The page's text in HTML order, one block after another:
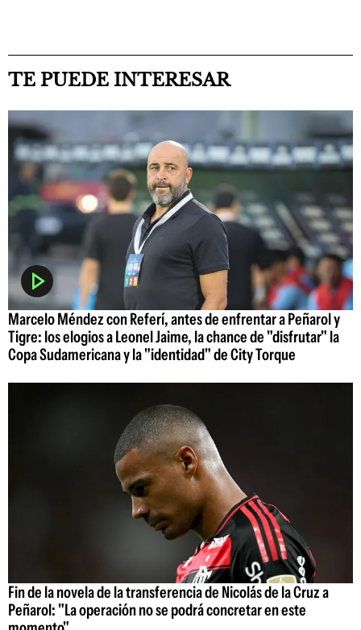
TE PUEDE INTERESAR
Marcelo Méndez con Referí, antes de enfrentar a Peñarol y
Tigre: los elogios a Leonel Jaime, la chance de "disfrutar" la
Copa Sudamericana y la "identidad" de City Torque
Fin de la novela de la transferencia de Nicolás de la Cruz a
Peñarol: "La operación no se podrá concretar en este